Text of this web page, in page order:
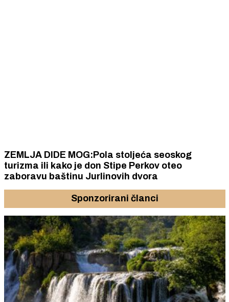
ZEMLJA DIDE MOG:Pola stoljeća seoskog
turizma ili kako je don Stipe Perkov oteo
zaboravu baštinu Jurlinovih dvora
Sponzorirani članci